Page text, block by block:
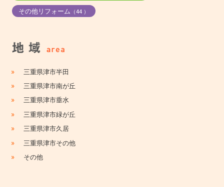
その他リフォーム （44 ）
» 三重県津市半田
» 三重県津市南が丘
» 三重県津市垂水
» 三重県津市緑が丘
» 三重県津市久居
» 三重県津市その他
» その他